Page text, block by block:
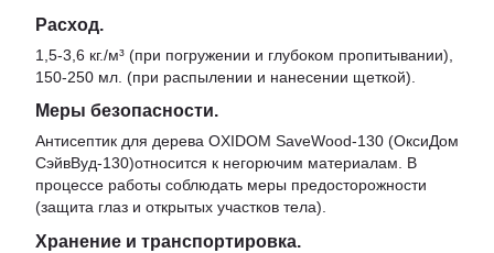
Расход.
1,5-3,6 кг./м³ (при погружении и глубоком пропитывании),
150-250 мл. (при распылении и нанесении щеткой).
Меры безопасности.
Антисептик для дерева OXIDOM SaveWood-130 (ОксиДом
СэйвВуд-130)относится к негорючим материалам. В
процессе работы соблюдать меры предосторожности
(защита глаз и открытых участков тела).
Хранение и транспортировка.